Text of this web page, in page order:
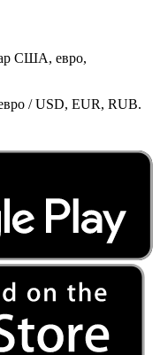
США, евро,
/ USD, EUR, RUB.